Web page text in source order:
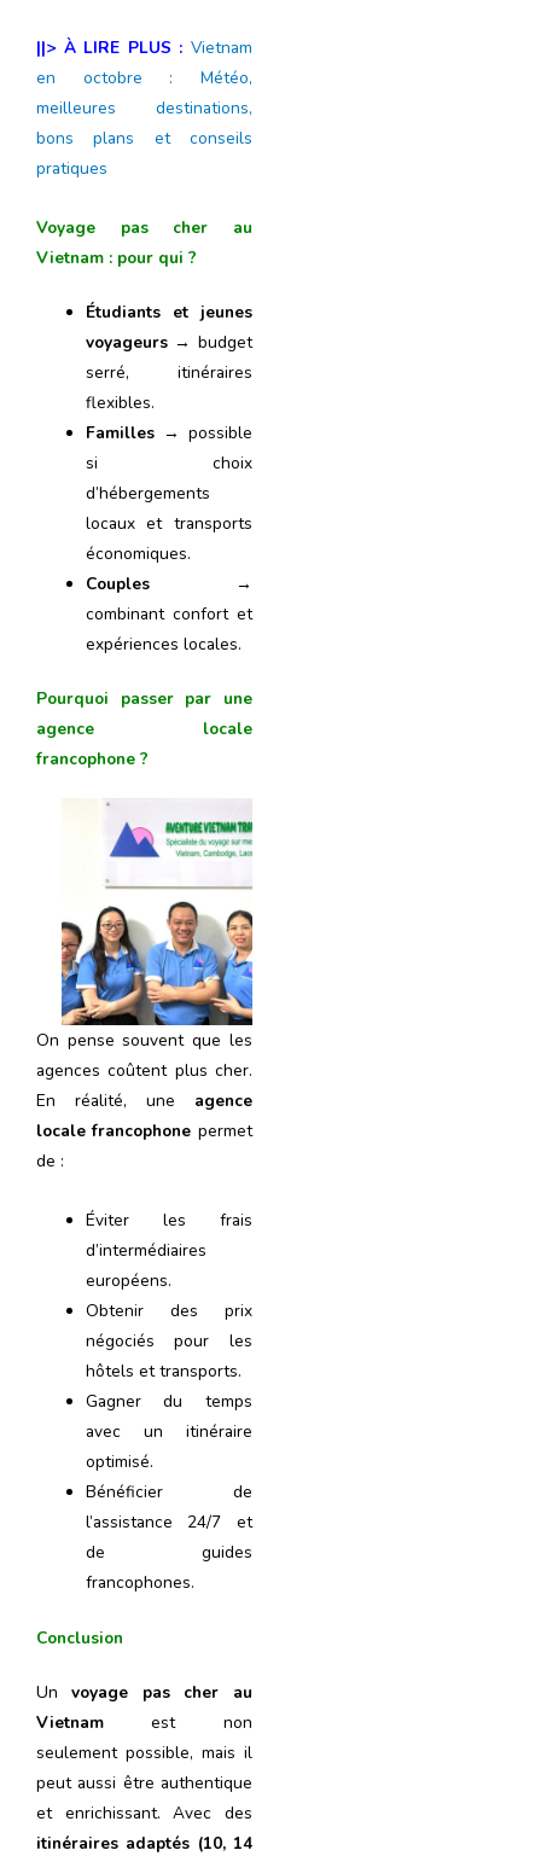
||> À LIRE PLUS : Vietnam
en octobre : Météo,
meilleures destinations,
bons plans et conseils
pratiques
Voyage pas cher au
Vietnam : pour qui ?
Étudiants et jeunes
voyageurs → budget
serré, itinéraires
flexibles.
Familles → possible
si choix
d’hébergements
locaux et transports
économiques.
Couples →
combinant confort et
expériences locales.
Pourquoi passer par une
agence locale
francophone ?
On pense souvent que les
agences coûtent plus cher.
En réalité, une agence
locale francophone permet
de :
Éviter les frais
d’intermédiaires
européens.
Obtenir des prix
négociés pour les
hôtels et transports.
Gagner du temps
avec un itinéraire
optimisé.
Bénéficier de
l’assistance 24/7 et
de guides
francophones.
Conclusion
Unvoyage pas cher au
Vietnam est non
seulement possible, mais il
peut aussi être authentique
et enrichissant. Avec des
itinéraires adaptés (10, 14